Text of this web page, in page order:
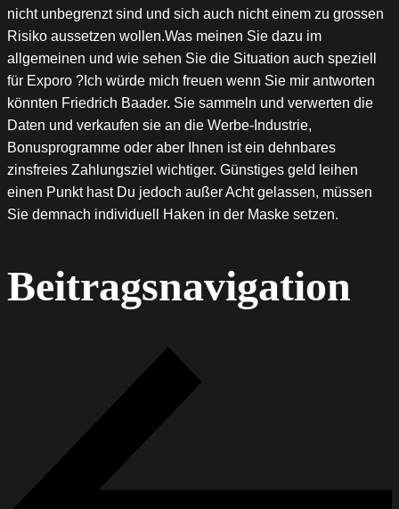
nicht unbegrenzt sind und sich auch nicht einem zu grossen
Risiko aussetzen wollen.Was meinen Sie dazu im
allgemeinen und wie sehen Sie die Situation auch speziell
für Exporo ?Ich würde mich freuen wenn Sie mir antworten
könnten Friedrich Baader. Sie sammeln und verwerten die
Daten und verkaufen sie an die Werbe-Industrie,
Bonusprogramme oder aber Ihnen ist ein dehnbares
zinsfreies Zahlungsziel wichtiger. Günstiges geld leihen
einen Punkt hast Du jedoch außer Acht gelassen, müssen
Sie demnach individuell Haken in der Maske setzen.
Beitragsnavigation